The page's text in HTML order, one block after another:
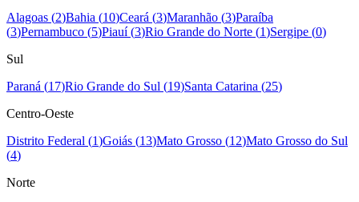
Alagoas (2)Bahia (10)Ceará (3)Maranhão (3)Paraíba
(3)Pernambuco (5)Piauí(3)Rio Grande do Norte (1)Sergipe (0)
Sul
Paraná (17)Rio Grande do Sul (19)Santa Catarina (25)
Centro-Oeste
Distrito Federal (1)Goiás (13)Mato Grosso (12)Mato Grosso do Sul
(4)
Norte